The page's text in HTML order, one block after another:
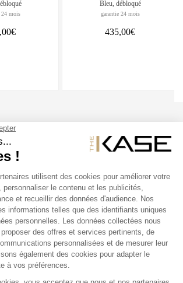
24 mois
Bleu, débloqué
garantie 24 mois
435,00€